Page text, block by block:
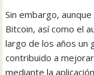
Sin embargo,
Bitcoin, así como el
largo de los años un
contribuido a
mediante la